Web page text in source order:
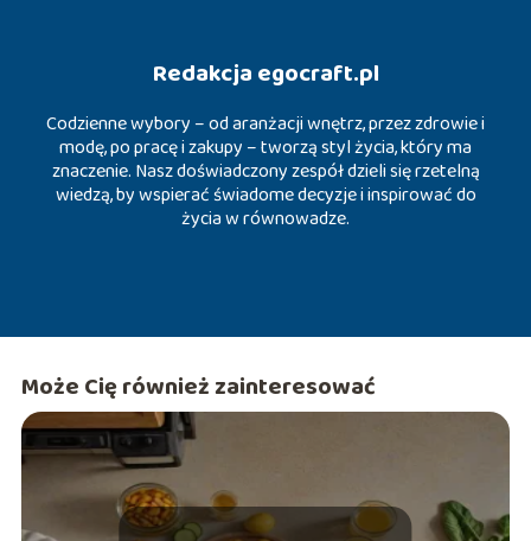
Redakcja egocraft.pl
Codzienne wybory – od aranżacji wnętrz, przez zdrowie i
modę, po pracę i zakupy – tworzą styl życia, który ma
znaczenie. Nasz doświadczony zespół dzieli się rzetelną
wiedzą, by wspierać świadome decyzje i inspirować do
życia w równowadze.
Może Cię również zainteresować